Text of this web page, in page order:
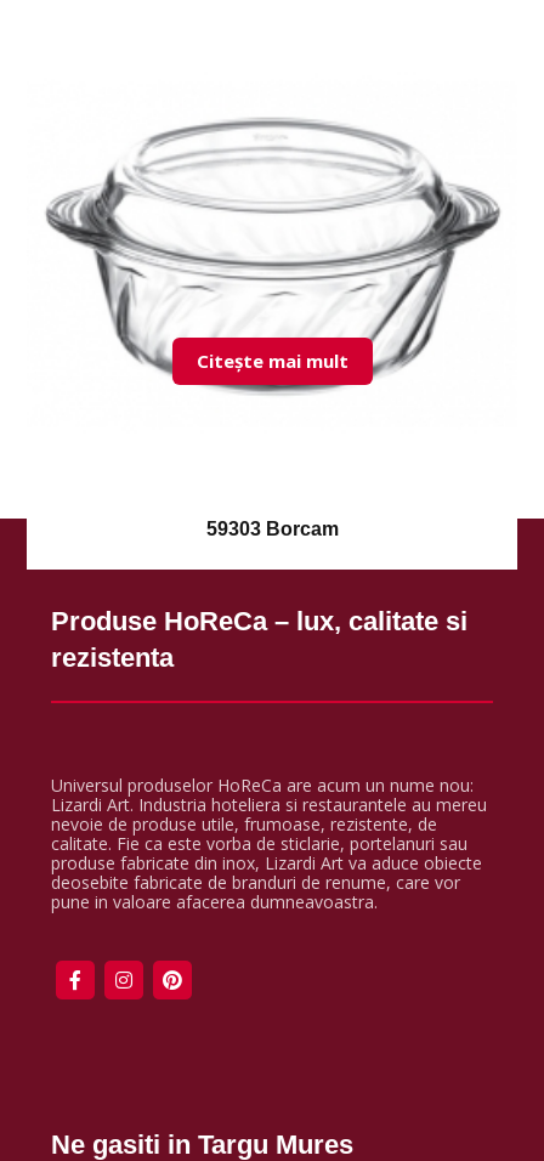
59062 Borcam
59303 Borcam
Citește mai mult
Produse HoReCa – lux, calitate si
rezistenta
Universul produselor HoReCa are acum un nume nou:
Lizardi Art. Industria hoteliera si restaurantele au mereu
nevoie de produse utile, frumoase, rezistente, de
calitate. Fie ca este vorba de sticlarie, portelanuri sau
produse fabricate din inox, Lizardi Art va aduce obiecte
deosebite fabricate de branduri de renume, care vor
pune in valoare afacerea dumneavoastra.
Ne gasiti in Targu Mures